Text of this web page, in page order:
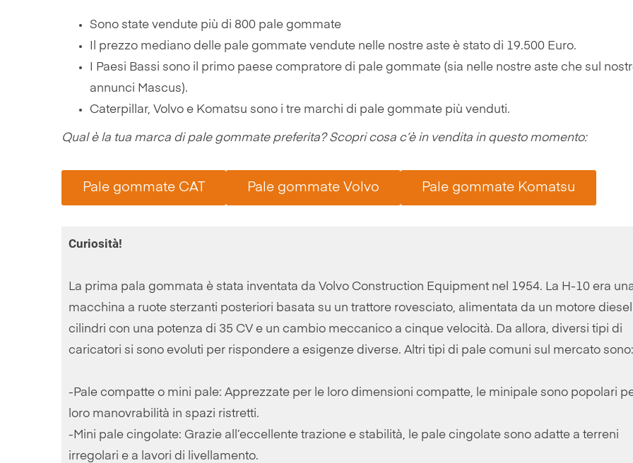
Sono state vendute più di 800 pale gommate
Il prezzo mediano delle pale gommate vendute nelle nostre aste è stato di 19.500 Euro.
I Paesi Bassi sono il primo paese compratore di pale gommate (sia nelle nostre aste che sul
annunci Mascus).
Caterpillar, Volvo e Komatsu sono i tre marchi di pale gommate più venduti.
Qual è la tua marca di pale gommate preferita? Scopri cosa c’è in vendita in questo momento:
Pale gommate CAT Pale gommate Volvo Pale gommate Komatsu
Curiosità!
La prima pala gommata è stata inventata da Volvo Construction Equipment nel 1954. La H-10 era
macchina a ruote sterzanti posteriori basata su un trattore rovesciato, alimentata da un motore
cilindri con una potenza di 35 CV e un cambio meccanico a cinque velocità. Da allora, diversi tipi di
caricatori si sono evoluti per rispondere a esigenze diverse. Altri tipi di pale comuni sul mercato sono:
-Pale compatte o mini pale: Apprezzate per le loro dimensioni compatte, le minipale sono popolari
loro manovrabilità in spazi ristretti.
-Mini pale cingolate: Grazie all’eccellente trazione e stabilità, le pale cingolate sono adatte a terreni
irregolari e a lavori di livellamento.